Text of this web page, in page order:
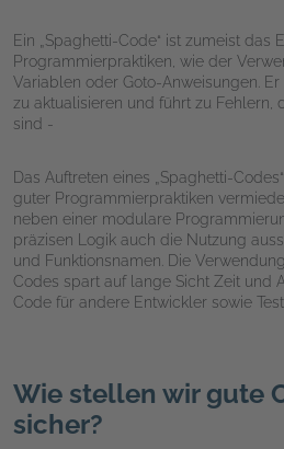
Ein „Spaghetti-Code“ ist zumeist das
Programmierpraktiken, wie der
Variablen oder Goto-Anweisungen.
zu aktualisieren und führt zu
sind -
Das Auftreten eines „Spaghetti-
guter Programmierpraktiken
neben einer modulare
präzisen Logik auch die Nutzung
und Funktionsnamen. Die
Codes spart auf lange Sicht Zeit und
Code für andere Entwickler sowie
Wie stellen wir gute
sicher?